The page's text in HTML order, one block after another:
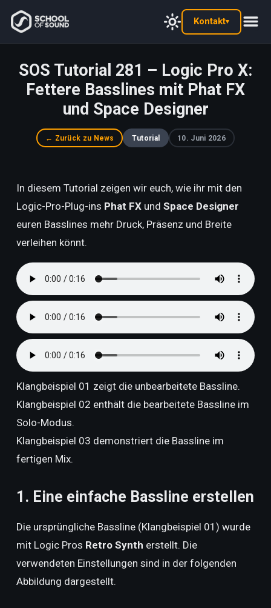
Kontakt▾
SOS Tutorial 281 – Logic Pro X:
Fettere Basslines mit Phat FX
und Space Designer
← Zurück zu News Tutorial 10. Juni 2026
In diesem Tutorial zeigen wir euch, wie ihr mit den
Logic-Pro-Plug-ins Phat FXund Space Designer
euren Basslines mehr Druck, Präsenz und Breite
verleihen könnt.
Klangbeispiel 01 zeigt die unbearbeitete Bassline.
Klangbeispiel 02 enthält die bearbeitete Bassline im
Solo-Modus.
Klangbeispiel 03 demonstriert die Bassline im
fertigen Mix.
1. Eine einfache Bassline erstellen
Die ursprüngliche Bassline (Klangbeispiel 01) wurde
mit Logic Pros Retro Synth erstellt. Die
verwendeten Einstellungen sind in der folgenden
Abbildung dargestellt.